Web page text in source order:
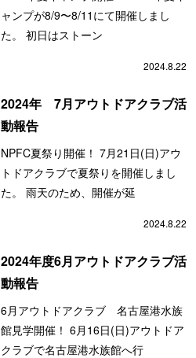
ャンプが8/9〜8/11にて開催しまし
た。 初日はストーン
2024.8.22
2024年 7月アウトドアクラブ活
動報告
NPFC夏祭り開催！ 7月21日(日)アウ
トドアクラブで夏祭りを開催しまし
た。 雨天のため、開催が延
2024.8.22
2024年度6月アウトドアクラブ活
動報告
6月アウトドアクラブ 名古屋港水族
館見学開催！ 6月16日(日)アウトドア
クラブで名古屋港水族館へ行